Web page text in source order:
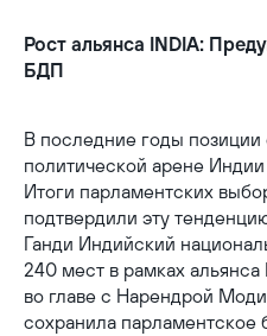
Рост альянса INDIA:
БДП
В последние годы
политической арене
Итоги парламентских
подтвердили эту
Ганди Индийский
240 мест в рамках
во главе с Нарендрой
сохранила парламентское